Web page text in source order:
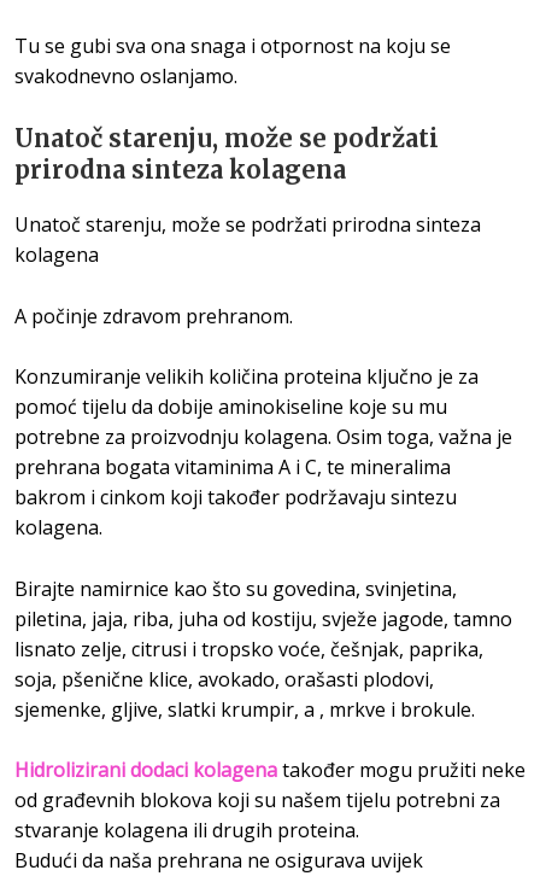
Tu se gubi sva ona snaga i otpornost na koju se
svakodnevno oslanjamo.
Unatoč starenju, može se podržati
prirodna sinteza kolagena
Unatoč starenju, može se podržati prirodna sinteza
kolagena
A počinje zdravom prehranom.
Konzumiranje velikih količina proteina ključno je za
pomoć tijelu da dobije aminokiseline koje su mu
potrebne za proizvodnju kolagena. Osim toga, važna je
prehrana bogata vitaminima A i C, te mineralima
bakrom i cinkom koji također podržavaju sintezu
kolagena.
Birajte namirnice kao što su govedina, svinjetina,
piletina, jaja, riba, juha od kostiju, svježe jagode, tamno
lisnato zelje, citrusi i tropsko voće, češnjak, paprika,
soja, pšenične klice, avokado, orašasti plodovi,
sjemenke, gljive, slatki krumpir, a , mrkve i brokule.
Hidrolizirani dodaci kolagenatakođer mogu pružiti neke
od građevnih blokova koji su našem tijelu potrebni za
stvaranje kolagena ili drugih proteina.
Budući da naša prehrana ne osigurava uvijek